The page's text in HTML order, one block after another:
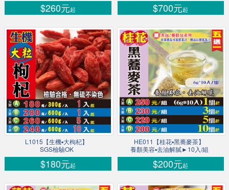
$260元起 $700元起
L1015【生機▪大枸杞】
SGS檢驗OK
$180元起
HE011【桂花▪黑蕎麥茶】
養顏美容▪去油解膩►10入/組
$200元起